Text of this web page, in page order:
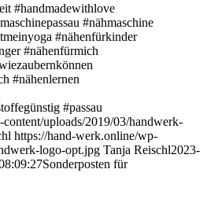
#handmadewithlove
#nähmaschine
#nähenfürkinder
#nähenfürmich
#nähenlernen
#passau
uploads/2019/03/handwerk-
https://hand-werk.online/wp-
logo-opt.jpg Tanja Reischl2023-
Sonderposten für